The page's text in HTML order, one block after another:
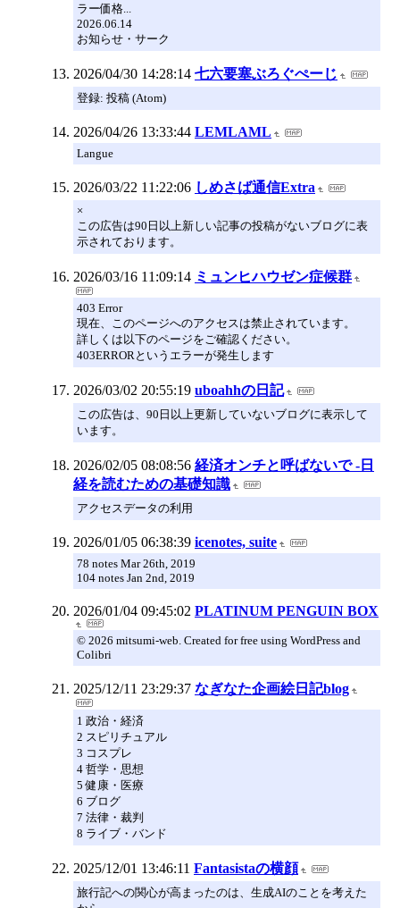
ラー価格...
2026.06.14
お知らせ・サーク
2026/04/30 14:28:14 七六要塞ぶろぐぺーじ
登録: 投稿 (Atom)
2026/04/26 13:33:44 LEMLAML
Langue
2026/03/22 11:22:06 しめさば通信Extra
×
この広告は90日以上新しい記事の投稿がないブログに表
示されております。
2026/03/16 11:09:14 ミュンヒハウゼン症候群
403 Error
現在、このページへのアクセスは禁止されています。
詳しくは以下のページをご確認ください。
403ERRORというエラーが発生します
2026/03/02 20:55:19 uboahhの日記
この広告は、90日以上更新していないブログに表示して
います。
2026/02/05 08:08:56 経済オンチと呼ばないで -日
経を読むための基礎知識
アクセスデータの利用
2026/01/05 06:38:39 icenotes, suite
78 notes Mar 26th, 2019
104 notes Jan 2nd, 2019
2026/01/04 09:45:02 PLATINUM PENGUIN BOX
© 2026 mitsumi-web. Created for free using WordPress and
Colibri
2025/12/11 23:29:37 なぎなた企画絵日記blog
1 政治・経済
2 スピリチュアル
3 コスプレ
4 哲学・思想
5 健康・医療
6 ブログ
7 法律・裁判
8 ライブ・バンド
2025/12/01 13:46:11 Fantasistaの横顔
旅行記への関心が高まったのは、生成AIのことを考えた